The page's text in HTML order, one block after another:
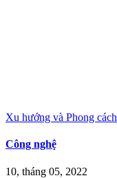
Xu hướng và Phong cách
Công nghệ
10, tháng 05, 2022